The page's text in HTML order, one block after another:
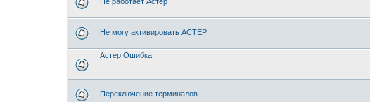
Не могу активировать АСТЕР
Астер Ошибка
Переключение терминалов